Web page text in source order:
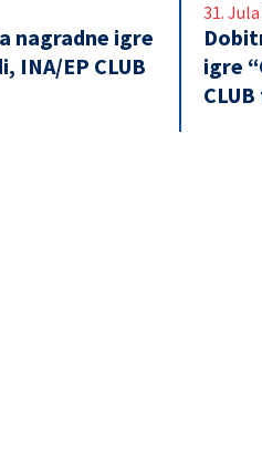
nagradne igre
INA/EP CLUB
31.
igre